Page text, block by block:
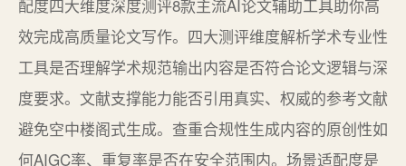
配度四大维度深度测评8款主流AI论文辅助工具助你高
效完成高质量论文写作。四大测评维度解析学术专业性
工具是否理解学术规范输出内容是否符合论文逻辑与深
度要求。文献支撑能力能否引用真实、权威的参考文献
避免空中楼阁式生成。查重合规性生成内容的原创性如
何AIGC率、重复率是否在安全范围内。场景适配度是